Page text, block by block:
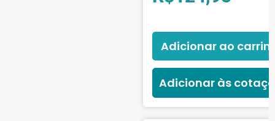
Adicionar ao
Adicionar às